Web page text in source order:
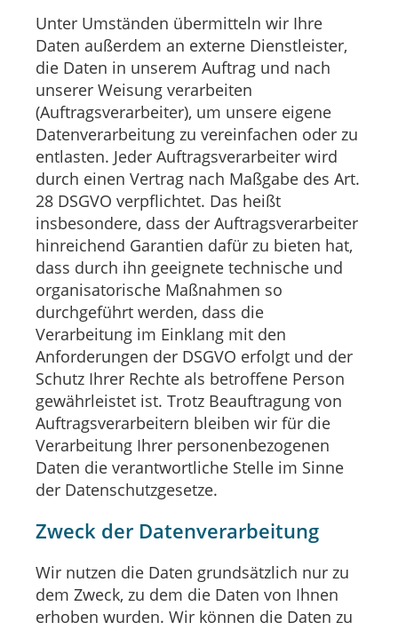
Unter Umständen übermitteln wir Ihre
Daten außerdem an externe Dienstleister,
die Daten in unserem Auftrag und nach
unserer Weisung verarbeiten
(Auftragsverarbeiter), um unsere eigene
Datenverarbeitung zu vereinfachen oder zu
entlasten. Jeder Auftragsverarbeiter wird
durch einen Vertrag nach Maßgabe des Art.
28 DSGVO verpflichtet. Das heißt
insbesondere, dass der Auftragsverarbeiter
hinreichend Garantien dafür zu bieten hat,
dass durch ihn geeignete technische und
organisatorische Maßnahmen so
durchgeführt werden, dass die
Verarbeitung im Einklang mit den
Anforderungen der DSGVO erfolgt und der
Schutz Ihrer Rechte als betroffene Person
gewährleistet ist. Trotz Beauftragung von
Auftragsverarbeitern bleiben wir für die
Verarbeitung Ihrer personenbezogenen
Daten die verantwortliche Stelle im Sinne
der Datenschutzgesetze.
Zweck der Datenverarbeitung
Wir nutzen die Daten grundsätzlich nur zu
dem Zweck, zu dem die Daten von Ihnen
erhoben wurden. Wir können die Daten zu